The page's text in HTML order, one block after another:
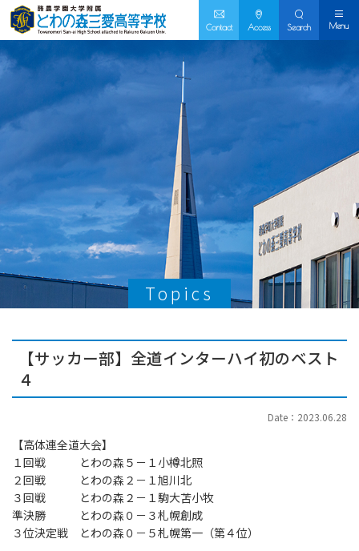
Contact Access Search Menu
Topics
【サッカー部】全道インターハイ初のベスト
４
Date：2023.06.28
【高体連全道大会】
１回戦 とわの森５－１小樽北照
２回戦 とわの森２－１旭川北
３回戦 とわの森２－１駒大苫小牧
準決勝 とわの森０－３札幌創成
３位決定戦 とわの森０－５札幌第一（第４位）